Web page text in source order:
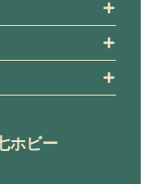
ホビー